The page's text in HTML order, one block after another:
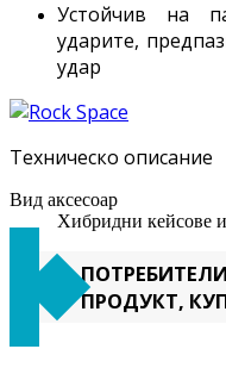
Устойчив на
ударите,
удар
Техническо описание
Вид аксесоар
Хибридни кейсове
ПРОДУКТ,